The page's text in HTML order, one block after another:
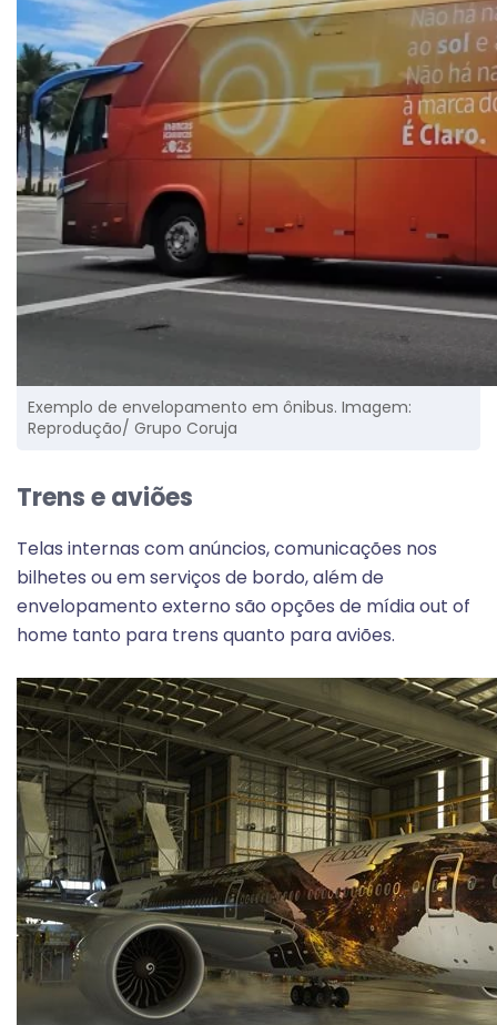
Exemplo de envelopamento em ônibus. Imagem:
Reprodução/ Grupo Coruja
Trens e aviões
Telas internas com anúncios, comunicações nos
bilhetes ou em serviços de bordo, além de
envelopamento externo são opções de mídia out of
home tanto para trens quanto para aviões.